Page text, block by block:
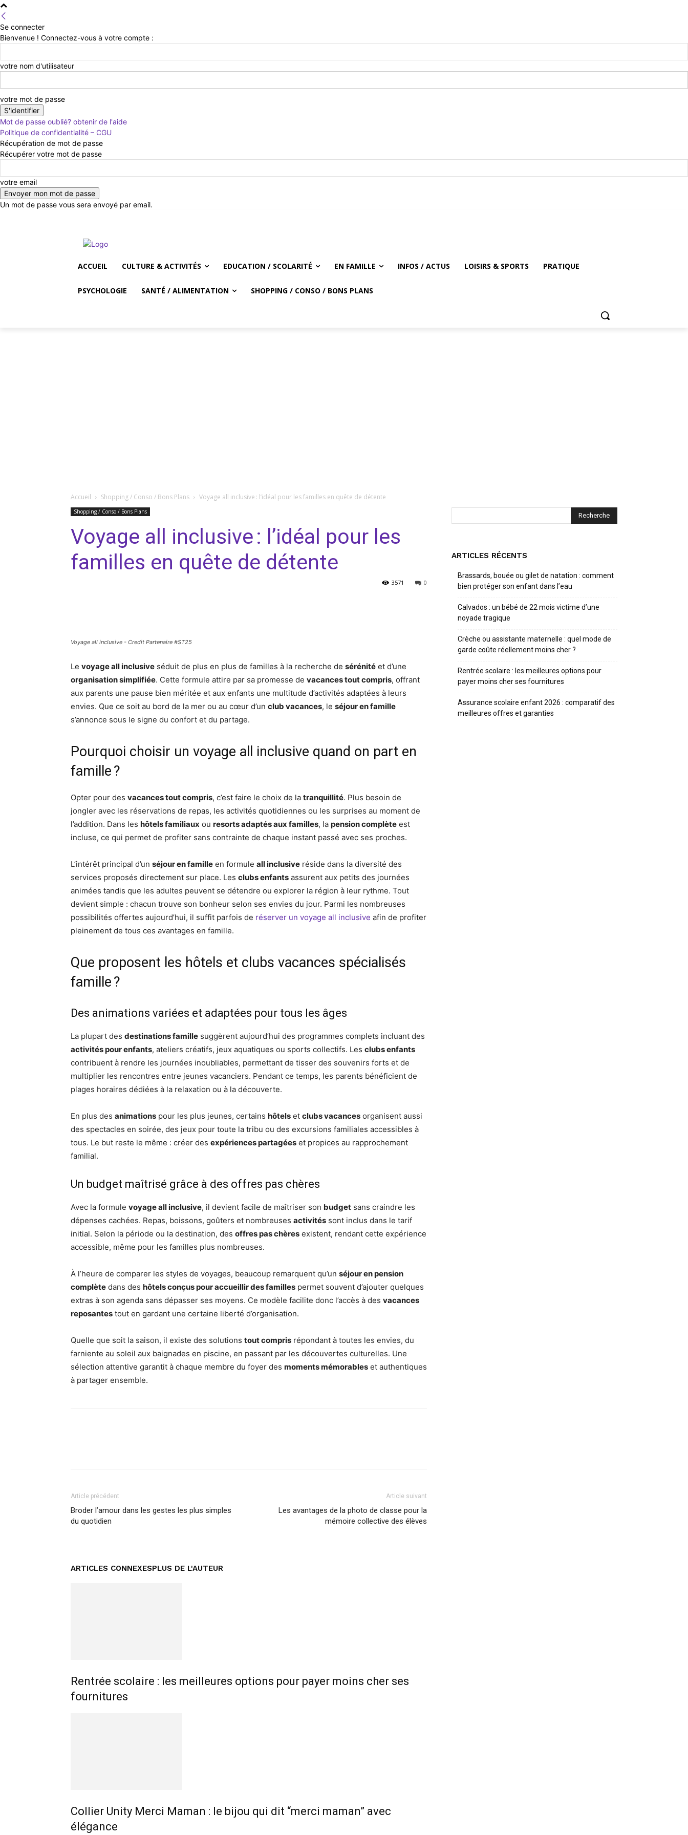
Se connecter
Bienvenue ! Connectez-vous à votre compte :
votre nom d'utilisateur
votre mot de passe
Mot de passe oublié? obtenir de l'aide
Politique de confidentialité – CGU
Récupération de mot de passe
Récupérer votre mot de passe
votre email
Un mot de passe vous sera envoyé par email.
ACCUEIL CULTURE & ACTIVITÉS EDUCATION / SCOLARITÉ EN FAMILLE INFOS / ACTUS LOISIRS & SPORTS PRATIQUE
PSYCHOLOGIE SANTÉ / ALIMENTATION SHOPPING / CONSO / BONS PLANS
Accueil Shopping / Conso / Bons Plans Voyage all inclusive : l’idéal pour les familles en quête de détente
Shopping / Conso / Bons Plans
Voyage all inclusive : l’idéal pour les
familles en quête de détente
0
3571
Voyage all inclusive - Credit Partenaire #ST25
Le voyage all inclusive séduit de plus en plus de familles à la recherche de sérénité et d’une
organisation simplifiée. Cette formule attire par sa promesse de vacances tout compris, offrant
aux parents une pause bien méritée et aux enfants une multitude d’activités adaptées à leurs
envies. Que ce soit au bord de la mer ou au cœur d’un club vacances, le séjour en famille
s’annonce sous le signe du confort et du partage.
Pourquoi choisir un voyage all inclusive quand on part en
famille ?
Opter pour des vacances tout compris, c’est faire le choix de la tranquillité. Plus besoin de
jongler avec les réservations de repas, les activités quotidiennes ou les surprises au moment de
l’addition. Dans les hôtels familiaux ou resorts adaptés aux familles, la pension complète est
incluse, ce qui permet de profiter sans contrainte de chaque instant passé avec ses proches.
L’intérêt principal d’un séjour en famille en formule all inclusive réside dans la diversité des
services proposés directement sur place. Les clubs enfants assurent aux petits des journées
animées tandis que les adultes peuvent se détendre ou explorer la région à leur rythme. Tout
devient simple : chacun trouve son bonheur selon ses envies du jour. Parmi les nombreuses
possibilités offertes aujourd’hui, il suffit parfois de réserver un voyage all inclusive afin de profiter
pleinement de tous ces avantages en famille.
Que proposent les hôtels et clubs vacances spécialisés
famille ?
Des animations variées et adaptées pour tous les âges
La plupart des destinations famille suggèrent aujourd’hui des programmes complets incluant des
activités pour enfants, ateliers créatifs, jeux aquatiques ou sports collectifs. Les clubs enfants
contribuent à rendre les journées inoubliables, permettant de tisser des souvenirs forts et de
multiplier les rencontres entre jeunes vacanciers. Pendant ce temps, les parents bénéficient de
plages horaires dédiées à la relaxation ou à la découverte.
En plus des animations pour les plus jeunes, certains hôtels et clubs vacances organisent aussi
des spectacles en soirée, des jeux pour toute la tribu ou des excursions familiales accessibles à
tous. Le but reste le même : créer des expériences partagées et propices au rapprochement
familial.
Un budget maîtrisé grâce à des offres pas chères
Avec la formule voyage all inclusive, il devient facile de maîtriser son budget sans craindre les
dépenses cachées. Repas, boissons, goûters et nombreuses activités sont inclus dans le tarif
initial. Selon la période ou la destination, des offres pas chères existent, rendant cette expérience
accessible, même pour les familles plus nombreuses.
À l’heure de comparer les styles de voyages, beaucoup remarquent qu’un séjour en pension
complète dans des hôtels conçus pour accueillir des familles permet souvent d’ajouter quelques
extras à son agenda sans dépasser ses moyens. Ce modèle facilite donc l’accès à des vacances
reposantes tout en gardant une certaine liberté d’organisation.
Quelle que soit la saison, il existe des solutions tout compris répondant à toutes les envies, du
farniente au soleil aux baignades en piscine, en passant par les découvertes culturelles. Une
sélection attentive garantit à chaque membre du foyer des moments mémorables et authentiques
à partager ensemble.
Article précédent
Broder l’amour dans les gestes les plus simples
du quotidien
Article suivant
Les avantages de la photo de classe pour la
mémoire collective des élèves
ARTICLES CONNEXESPLUS DE L'AUTEUR
Rentrée scolaire : les meilleures options pour payer moins cher ses
fournitures
Collier Unity Merci Maman : le bijou qui dit “merci maman” avec
élégance
ARTICLES RÉCENTS
Brassards, bouée ou gilet de natation : comment
bien protéger son enfant dans l’eau
Calvados : un bébé de 22 mois victime d’une
noyade tragique
Crèche ou assistante maternelle : quel mode de
garde coûte réellement moins cher ?
Rentrée scolaire : les meilleures options pour
payer moins cher ses fournitures
Assurance scolaire enfant 2026 : comparatif des
meilleures offres et garanties